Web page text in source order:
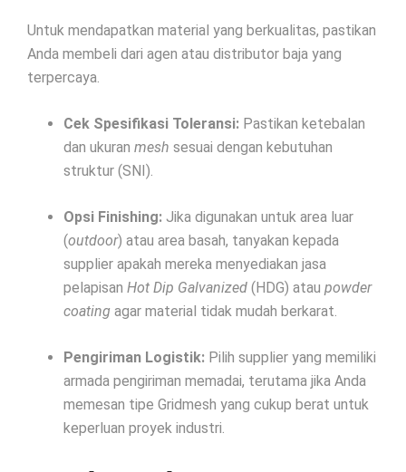
Untuk mendapatkan material yang berkualitas, pastikan
Anda membeli dari agen atau distributor baja yang
terpercaya.
Cek Spesifikasi Toleransi: Pastikan ketebalan
dan ukuran mesh sesuai dengan kebutuhan
struktur (SNI).
Opsi Finishing: Jika digunakan untuk area luar
(outdoor) atau area basah, tanyakan kepada
supplier apakah mereka menyediakan jasa
pelapisan Hot Dip Galvanized (HDG) atau powder
coating agar material tidak mudah berkarat.
Pengiriman Logistik: Pilih supplier yang memiliki
armada pengiriman memadai, terutama jika Anda
memesan tipe Gridmesh yang cukup berat untuk
keperluan proyek industri.